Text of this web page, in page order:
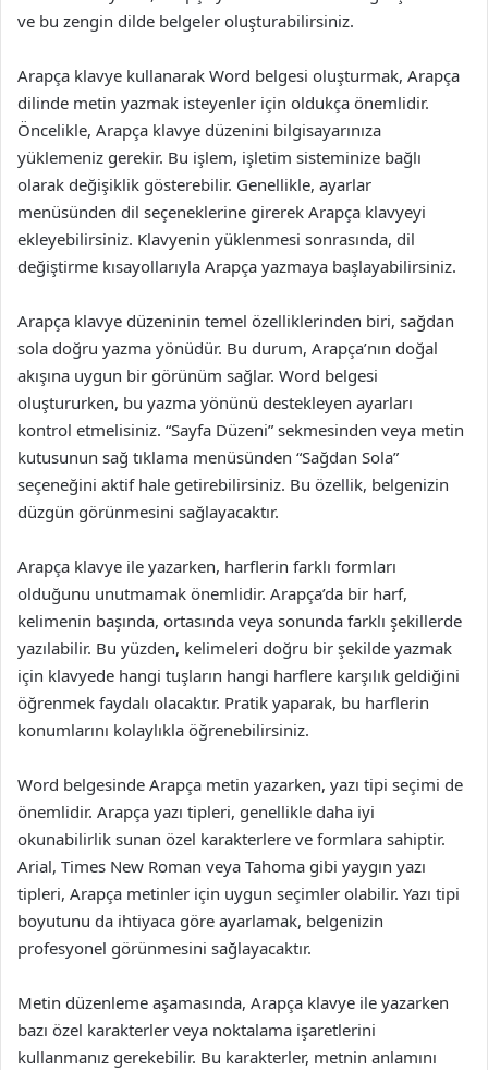
ve bu zengin dilde belgeler oluşturabilirsiniz.
Arapça klavye kullanarak Word belgesi oluşturmak, Arapça
dilinde metin yazmak isteyenler için oldukça önemlidir.
Öncelikle, Arapça klavye düzenini bilgisayarınıza
yüklemeniz gerekir. Bu işlem, işletim sisteminize bağlı
olarak değişiklik gösterebilir. Genellikle, ayarlar
menüsünden dil seçeneklerine girerek Arapça klavyeyi
ekleyebilirsiniz. Klavyenin yüklenmesi sonrasında, dil
değiştirme kısayollarıyla Arapça yazmaya başlayabilirsiniz.
Arapça klavye düzeninin temel özelliklerinden biri, sağdan
sola doğru yazma yönüdür. Bu durum, Arapça’nın doğal
akışına uygun bir görünüm sağlar. Word belgesi
oluştururken, bu yazma yönünü destekleyen ayarları
kontrol etmelisiniz. “Sayfa Düzeni” sekmesinden veya metin
kutusunun sağ tıklama menüsünden “Sağdan Sola”
seçeneğini aktif hale getirebilirsiniz. Bu özellik, belgenizin
düzgün görünmesini sağlayacaktır.
Arapça klavye ile yazarken, harflerin farklı formları
olduğunu unutmamak önemlidir. Arapça’da bir harf,
kelimenin başında, ortasında veya sonunda farklı şekillerde
yazılabilir. Bu yüzden, kelimeleri doğru bir şekilde yazmak
için klavyede hangi tuşların hangi harflere karşılık geldiğini
öğrenmek faydalı olacaktır. Pratik yaparak, bu harflerin
konumlarını kolaylıkla öğrenebilirsiniz.
Word belgesinde Arapça metin yazarken, yazı tipi seçimi de
önemlidir. Arapça yazı tipleri, genellikle daha iyi
okunabilirlik sunan özel karakterlere ve formlara sahiptir.
Arial, Times New Roman veya Tahoma gibi yaygın yazı
tipleri, Arapça metinler için uygun seçimler olabilir. Yazı tipi
boyutunu da ihtiyaca göre ayarlamak, belgenizin
profesyonel görünmesini sağlayacaktır.
Metin düzenleme aşamasında, Arapça klavye ile yazarken
bazı özel karakterler veya noktalama işaretlerini
kullanmanız gerekebilir. Bu karakterler, metnin anlamını